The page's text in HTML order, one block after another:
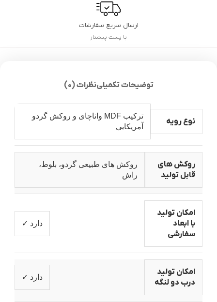
ارسال سریع سفارشات
با پست پیشتاز
توضیحات تکمیلینظرات (0)
نوع رویه
ترکیب MDF واناچای و روکش گردو
آمریکایی
روکش های
قابل تولید
روکش های طبیعی گردو، بلوط،
راش
امکان تولید
با ابعاد
سفارشی
دارد ✓
امکان تولید
درب دو لنگه
دارد ✓